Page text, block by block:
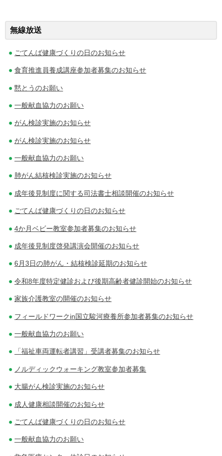
稿
ナ
無線放送
ごてんば健康づくりの日のお知らせ
食育推進員養成講座参加者募集のお知らせ
黙とうのお願い
一般献血協力のお願い
がん検診実施のお知らせ
がん検診実施のお知らせ
一般献血協力のお願い
肺がん結核検診実施のお知らせ
成年後見制度に関する司法書士相談開催のお知らせ
ごてんば健康づくりの日のお知らせ
4か月ベビー教室参加者募集のお知らせ
成年後見制度啓発講演会開催のお知らせ
6月3日の肺がん・結核検診延期のお知らせ
令和8年度特定健診および後期高齢者健診開始のお知らせ
家族介護教室の開催のお知らせ
フィールドワークin国立駿河療養所参加者募集のお知らせ
一般献血協力のお願い
「福祉車両運転者講習」受講者募集のお知らせ
ノルディックウォーキング教室参加者募集
大腸がん検診実施のお知らせ
成人健康相談開催のお知らせ
ごてんば健康づくりの日のお知らせ
一般献血協力のお願い